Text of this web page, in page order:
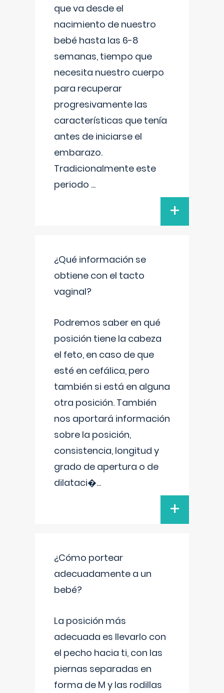
que va desde el
nacimiento de nuestro
bebé hasta las 6-8
semanas, tiempo que
necesita nuestro cuerpo
para recuperar
progresivamente las
características que tenía
antes de iniciarse el
embarazo.
Tradicionalmente este
periodo ...
+
¿Qué información se
obtiene con el tacto
vaginal?
Podremos saber en qué
posición tiene la cabeza
el feto, en caso de que
esté en cefálica, pero
también si está en alguna
otra posición. También
nos aportará información
sobre la posición,
consistencia, longitud y
grado de apertura o de
dilataci�...
+
¿Cómo portear
adecuadamente a un
bebé?
La posición más
adecuada es llevarlo con
el pecho hacia ti, con las
piernas separadas en
forma de M y las rodillas